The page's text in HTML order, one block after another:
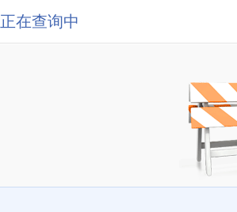
正在查询中